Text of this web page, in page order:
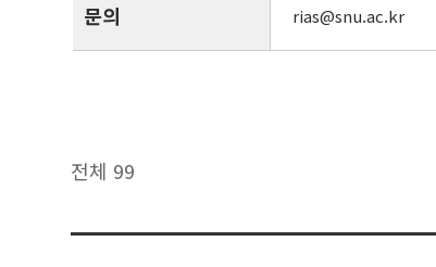
문의 rias@snu.ac.kr
전체 99